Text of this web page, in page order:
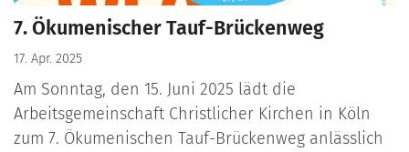
7. Ökumenischer Tauf-Brückenweg
17. Apr. 2025
Am Sonntag, den 15. Juni 2025 lädt die
Arbeitsgemeinschaft Christlicher Kirchen in Köln
zum 7. Ökumenischen Tauf-Brückenweg anlässlich